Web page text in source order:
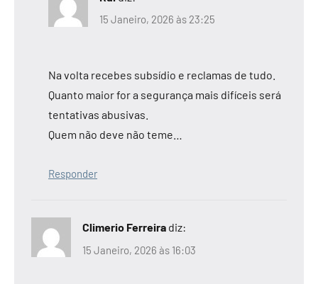
15 Janeiro, 2026 às 23:25
Na volta recebes subsídio e reclamas de tudo.
Quanto maior for a segurança mais difíceis será
tentativas abusivas.
Quem não deve não teme…
Responder
Climerio Ferreira diz:
15 Janeiro, 2026 às 16:03